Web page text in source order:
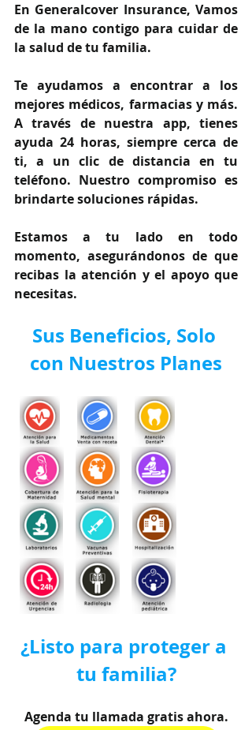
En Generalcover Insurance, Vamos
de la mano contigo para cuidar de
la salud de tu familia.
Te ayudamos a encontrar a los
mejores médicos, farmacias y más.
A través de nuestra app, tienes
ayuda 24 horas, siempre cerca de
ti, a un clic de distancia en tu
teléfono. Nuestro compromiso es
brindarte soluciones rápidas.
Estamos a tu lado en todo
momento, asegurándonos de que
recibas la atención y el apoyo que
necesitas.
Sus Beneficios, Solo
con Nuestros Planes
¿Listo para proteger a
tu familia?
Agenda tu llamada gratis ahora.